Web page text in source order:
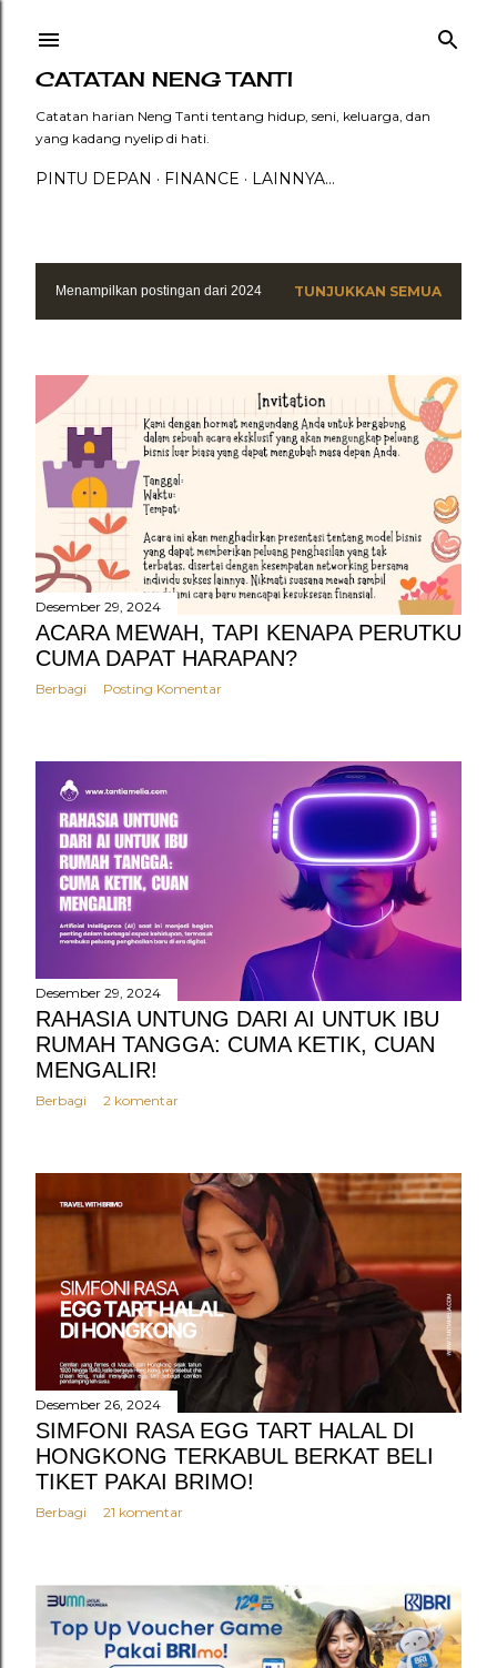
CATATAN NENG TANTI
Catatan harian Neng Tanti tentang hidup, seni, keluarga, dan
yang kadang nyelip di hati.
PINTU DEPAN FINANCE LAINNYA…
s
t
i
n
a
n
Menampilkan postingan dari 2024 TUNJUKKAN SEMUA
Desember 29, 2024
ACARA MEWAH, TAPI KENAPA PERUTKU
CUMA DAPAT HARAPAN?
Berbagi Posting Komentar
Desember 29, 2024
RAHASIA UNTUNG DARI AI UNTUK IBU
RUMAH TANGGA: CUMA KETIK, CUAN
MENGALIR!
Berbagi 2 komentar
Desember 26, 2024
SIMFONI RASA EGG TART HALAL DI
HONGKONG TERKABUL BERKAT BELI
TIKET PAKAI BRIMO!
Berbagi 21 komentar